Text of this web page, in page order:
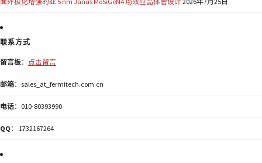
联系方式
留言板： 点击留言
邮箱：sales_at_fermitech.com.cn
电话：010-80393990
QQ ： 1732167264